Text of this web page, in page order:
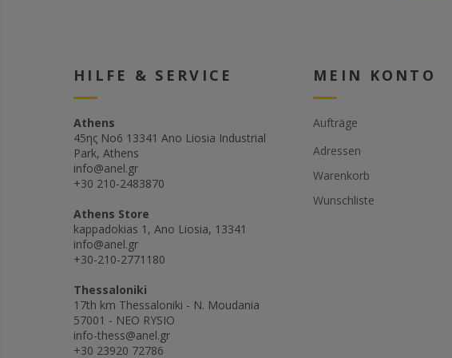
HILFE & SERVICE
Athens
45ης Νο6 13341 Ano Liosia Industrial
Park, Athens
info@anel.gr
+30 210-2483870
Athens Store
kappadokias 1, Ano Liosia, 13341
info@anel.gr
+30-210-2771180
Thessaloniki
17th km Thessaloniki - N. Moudania
57001 - NEO RYSIO
info-thess@anel.gr
+30 23920 72786
MEIN KONTO
Aufträge
Adressen
Warenkorb
Wunschliste